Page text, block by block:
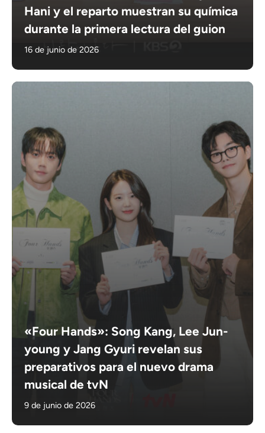
Hani y el reparto muestran su química
durante la primera lectura del guion
16 de junio de 2026
«Four Hands»: Song Kang, Lee Jun-
young y Jang Gyuri revelan sus
preparativos para el nuevo drama
musical de tvN
9 de junio de 2026